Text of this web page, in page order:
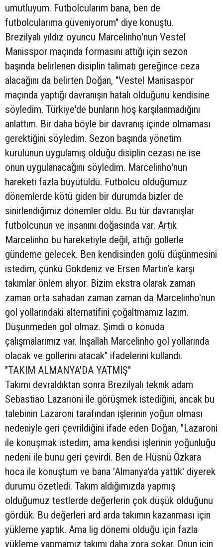
umutluyum. Futbolcularım bana, ben de
futbolcularıma güveniyorum" diye konuştu.
Brezilyalı yıldız oyuncu Marcelinho'nun Vestel
Manisspor maçında formasını attığı için sezon
başında belirlenen disiplin talimatı gereğince ceza
alacağını da belirten Doğan, "Vestel Manisaspor
maçında yaptığı davranışın hatalı olduğunu kendisine
söyledim. Türkiye'de bunların hoş karşılanmadığını
anlattım. Bir daha böyle bir davranış içinde olmaması
gerektiğini söyledim. Sezon başında yönetim
kurulunun uygulamış olduğu disiplin cezası ne ise
onun uygulanacağını söyledim. Marcelinho'nun
hareketi fazla büyütüldü. Futbolcu olduğumuz
dönemlerde kötü giden bir durumda bizler de
sinirlendiğimiz dönemler oldu. Bu tür davranışlar
futbolcunun ve insanını doğasında var. Artık
Marcelinho bu hareketiyle değil, attığı gollerle
gündeme gelecek. Ben kendisinden golü düşünmesini
istedim, çünkü Gökdeniz ve Ersen Martin'e karşı
takımlar önlem alıyor. Bizim ekstra olarak zaman
zaman orta sahadan zaman zaman da Marcelinho'nun
gol yollarındaki alternatifini çoğaltmamız lazım.
Düşünmeden gol olmaz. Şimdi o konuda
çalışmalarımız var. İnşallah Marcelinho gol yollarında
olacak ve gollerini atacak" ifadelerini kullandı.
"TAKIM ALMANYA'DA YATMIŞ"
Takımı devraldıktan sonra Brezilyalı teknik adam
Sebastiao Lazarıoni ile görüşmek istediğini, ancak bu
talebinin Lazaroni tarafından işlerinin yoğun olması
nedeniyle geri çevrildiğini ifade eden Doğan, "Lazaroni
ile konuşmak istedim, ama kendisi işlerinin yoğunluğu
nedeni ile bunu geri çevirdi. Ben de Hüsnü Özkara
hoca ile konuştum ve bana 'Almanya'da yattık' diyerek
durumu özetledi. Takım aldığımızda yapmış
olduğumuz testlerde değerlerin çok düşük olduğunu
gördük. Bu değerleri ard arda takımın kazanması için
yükleme yaptık. Ama lig dönemi olduğu için fazla
yükleme yapmamız takımı daha zora sokar. Onun için